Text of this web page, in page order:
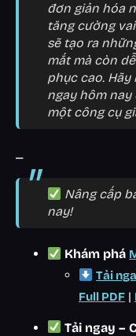
đơn giản hóa
tăng cường
sẽ tạo ra
mắt mà còn
phục cao.
ngay hôm nay
một công cụ
Nâng cấp
nay!
Khám phá
Tải
Full PDF |
Tải ngay –